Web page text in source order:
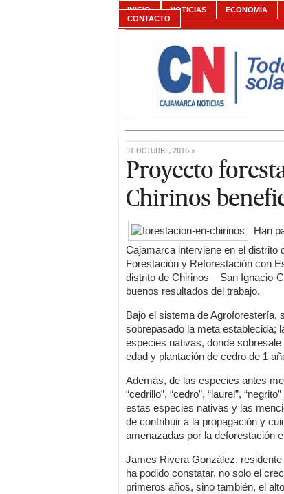
INICIO NOTICIAS ECONOMÍA
CONTACTO
31 OCTUBRE, 2016 »
Proyecto
Chirinos
Han
Cajamarca interviene en el distrito
Forestación y Reforestación con
distrito de Chirinos – San Ignacio-
buenos resultados del trabajo.
Bajo el sistema de Agroforestería,
sobrepasado la meta establecida;
especies nativas, donde
edad y plantación de cedro de 1
Además, de las especies antes
“cedrillo”, “cedro”, “laurel”,
estas especies nativas y las
de contribuir a la propagación y
amenazadas por la deforestación
James Rivera González,
ha podido constatar, no solo el
primeros años, sino también, el